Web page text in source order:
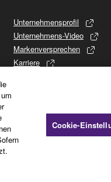
Unternehmensprofil
Unternehmens-Video
Markenversprechen
Karriere
Investor Relations
CSR (Soziales Engagement)
Cookie-